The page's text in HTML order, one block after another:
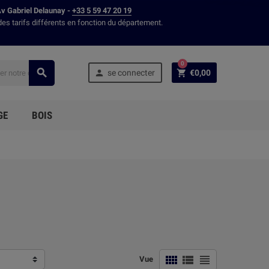
Gabriel Delaunay - +33 5 59 47 20 19
tarifs différents en fonction du département.
  se connecter  €0,00
0
BOIS
Vue   